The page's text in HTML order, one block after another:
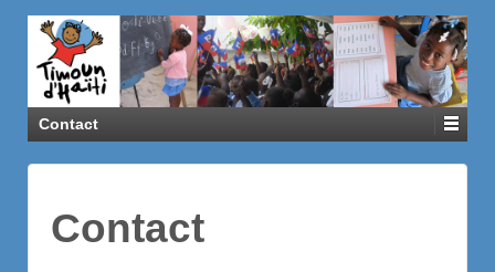
Contact
Contact